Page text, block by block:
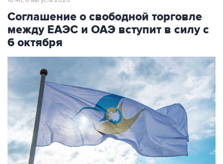
между ЕАЭС и ОАЭ вступит в силу с
6 октября
Фото: Владислав Воднев/РИА Новости